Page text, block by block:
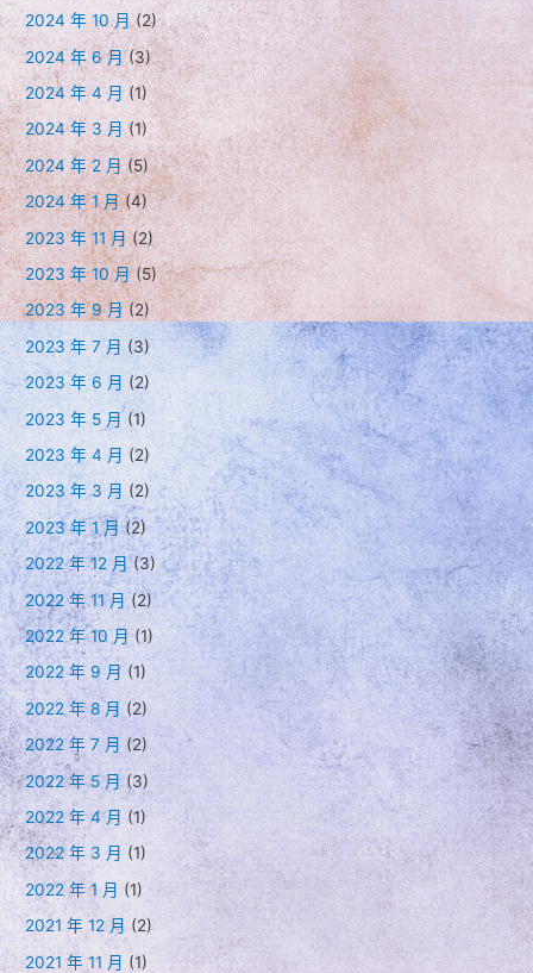
2024 年 10 月(2)
2024 年 6 月(3)
2024 年 4 月 (1)
2024 年 3 月(1)
2024 年 2 月(5)
2024 年 1 月(4)
2023 年 11 月(2)
2023 年 10 月(5)
2023 年 9 月(2)
2023 年 7 月 (3)
2023 年 6 月 (2)
2023 年 5 月(1)
2023 年 4 月 (2)
2023 年 3 月 (2)
2023 年 1 月(2)
2022 年 12 月(3)
2022 年 11 月 (2)
2022 年 10 月(1)
2022 年 9 月(1)
2022 年 8 月 (2)
2022 年 7 月 (2)
2022 年 5 月(3)
2022 年 4 月 (1)
2022 年 3 月 (1)
2022 年 1 月 (1)
2021 年 12 月 (2)
2021 年 11 月 (1)